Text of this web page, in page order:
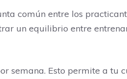
común entre los
un equilibrio entre
semana. Esto permite a